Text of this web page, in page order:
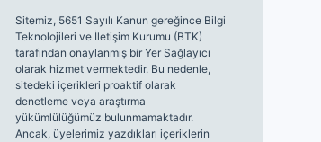
Sitemiz, 5651 Sayılı Kanun gereğince Bilgi
Teknolojileri ve İletişim Kurumu (BTK)
tarafından onaylanmış bir Yer Sağlayıcı
olarak hizmet vermektedir. Bu nedenle,
sitedeki içerikleri proaktif olarak
denetleme veya araştırma
yükümlülüğümüz bulunmamaktadır.
Ancak, üyelerimiz yazdıkları içeriklerin